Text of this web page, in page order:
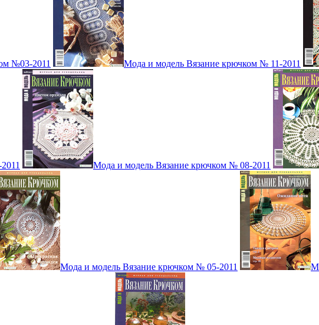
№03-2011 Мода и модель Вязание крючком № 11-2011
Мода и модель Вязание крючком № 08-2011
Мода и модель Вязание крючком № 05-2011